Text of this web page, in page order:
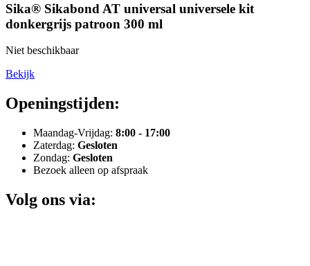
Sika® Sikabond AT universal universele kit
donkergrijs patroon 300 ml
Niet beschikbaar
Bekijk
Openingstijden:
Maandag-Vrijdag: 8:00 - 17:00
Zaterdag: Gesloten
Zondag: Gesloten
Bezoek alleen op afspraak
Volg ons via: